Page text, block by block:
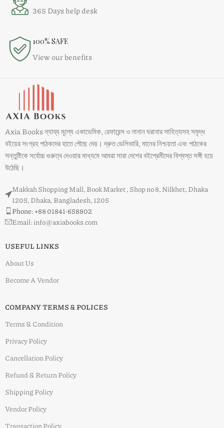
365 Days help desk
100% SAFE
View our benefits
Axia Books ন্যায্য মূল্যে একাডেমিক, রেফারেন্স ও নানান ঘরানার সাহিত্যসহ সমৃদ্ধ
বইয়ের সংগ্রহ পাঠকদের হাতে পৌছে দেয়। দ্রুত ডেলিভারি, মানের নিশ্চয়তা এবং পাঠকের
সন্তুষ্টিকে সর্বোচ্চ গুরুত্ব দেওয়ার মাধ্যমে আমরা সারা দেশের বইপ্রেমীদের বিশ্বস্ত সঙ্গী হয়ে
উঠেছি।
Makkah Shopping Mall, Book Market , Shop no 8, Nilkhet, Dhaka
1205, Dhaka, Bangladesh, 1205
Phone: +88 01841-658802
Email: info@axiabooks.com
USEFUL LINKS
About Us
Become A Vendor
COMPANY TERMS & POLICES
Terms & Condition
Privacy Policy
Cancellation Policy
Refund & Return Policy
Shipping Policy
Vendor Policy
Transaction Policy